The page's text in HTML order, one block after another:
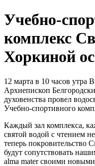
Учебно-
комплекс
Хоркиной
12 марта в 10 часов
Архиепископ
духовенства провел
Учебно-спортивного
Каждый зал комплекса,
святой водой с чтением
теперь покровительство
будут сопутствовать
alma mater своими